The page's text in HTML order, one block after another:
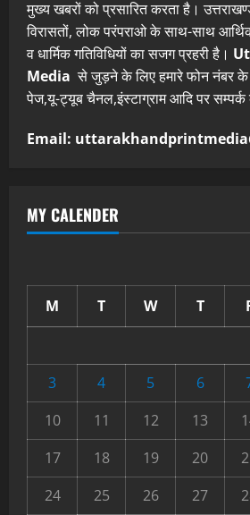
मुख्य खबरों को प्रसारित करता है।
विरासतों, लोक परंपराओ के साथ-साथ
व धार्मिक गतिविधियों का सजग प्रहरी है।
Media से जुड़ने के लिए हमारे फोन नंबर
पेज,यू-ट्यूब चैनल,इंस्टाग्राम आदि पर
Email:
MY CALENDER
M T W T
3
4 5 6
10
11 12 13
17
18 19 20
24
25 26 27